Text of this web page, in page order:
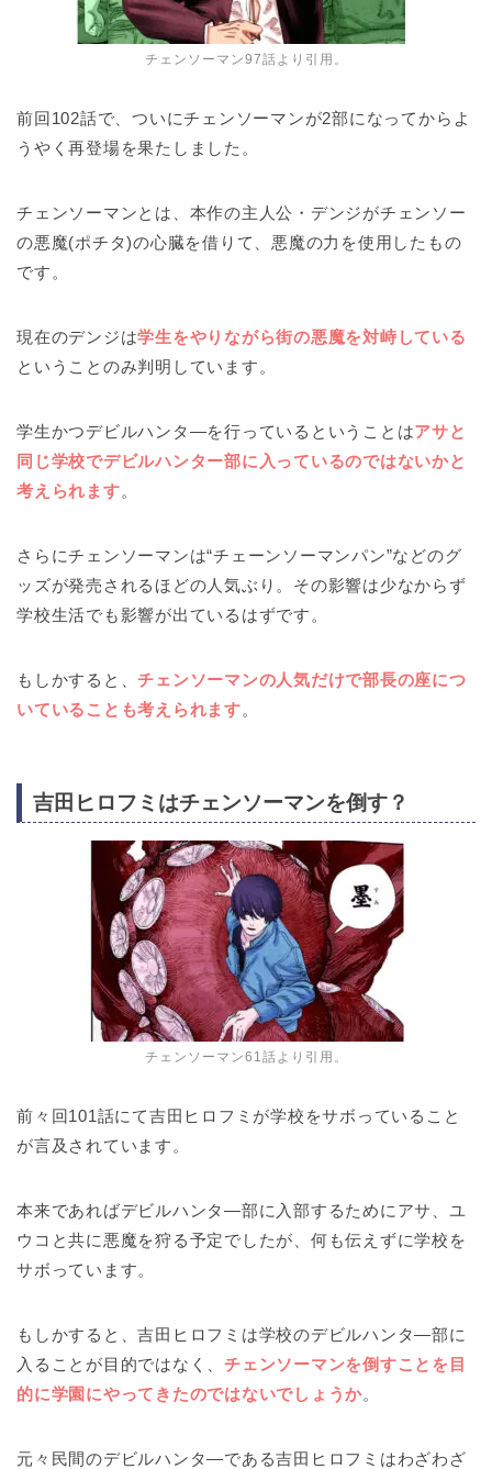
チェンソーマン97話より引用。
前回102話で、ついにチェンソーマンが2部になってからよ
うやく再登場を果たしました。
チェンソーマンとは、本作の主人公・デンジがチェンソー
の悪魔(ポチタ)の心臓を借りて、悪魔の力を使用したもの
です。
現在のデンジは学生をやりながら街の悪魔を対峙している
ということのみ判明しています。
学生かつデビルハンタ―を行っているということはアサと
同じ学校でデビルハンター部に入っているのではないかと
考えられます。
さらにチェンソーマンは“チェーンソーマンパン”などのグ
ッズが発売されるほどの人気ぶり。その影響は少なからず
学校生活でも影響が出ているはずです。
もしかすると、チェンソーマンの人気だけで部長の座につ
いていることも考えられます。
吉田ヒロフミはチェンソーマンを倒す？
チェンソーマン61話より引用。
前々回101話にて吉田ヒロフミが学校をサボっていること
が言及されています。
本来であればデビルハンタ―部に入部するためにアサ、ユ
ウコと共に悪魔を狩る予定でしたが、何も伝えずに学校を
サボっています。
もしかすると、吉田ヒロフミは学校のデビルハンタ―部に
入ることが目的ではなく、チェンソーマンを倒すことを目
的に学園にやってきたのではないでしょうか。
元々民間のデビルハンタ―である吉田ヒロフミはわざわざ